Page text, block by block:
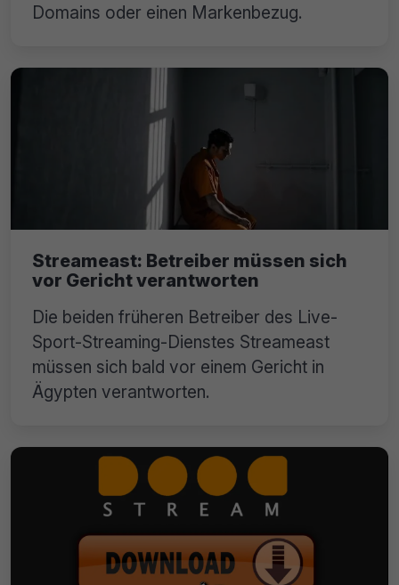
Domains oder einen Markenbezug.
Streameast: Betreiber müssen sich
vor Gericht verantworten
Die beiden früheren Betreiber des Live-
Sport-Streaming-Dienstes Streameast
müssen sich bald vor einem Gericht in
Ägypten verantworten.